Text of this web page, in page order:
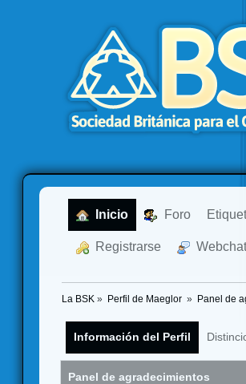
Inicio Foro
Registrarse Webchat
La BSK » Perfil de Maeglor » Panel de
Información del Perfil
Panel de agradecimientos